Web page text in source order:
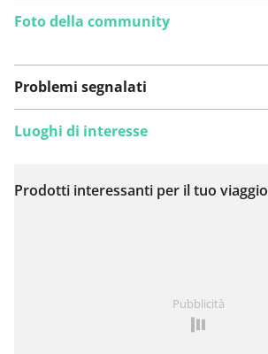
Foto della community
Problemi segnalati
Visualizza sulla mappa
Luoghi di interesse
Prodotti interessanti per il tuo viaggio
Pubblicità